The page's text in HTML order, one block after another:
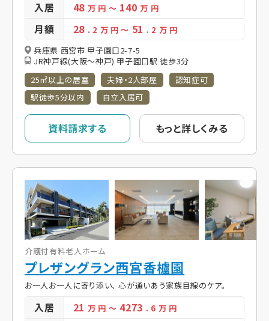
入居 48万 円 ～ 140万 円
月額 28 . 2 万 円～ 51 . 2 万 円
兵庫県 西宮市 甲子園口2-7-5
JR神戸線(大阪～神戸) 甲子園口駅 徒歩3分
25㎡以上の居室
夫婦・2人部屋
認知症可
駅徒歩5分以内
自立入居可
資料請求する もっと詳しくみる
介護付有料老人ホーム
プレザングラン西宮香櫨園
お一人お一人に寄り添い、 心が通いあう家族目線のケア。
入居 21万 円 ～ 4273 . 6 万 円